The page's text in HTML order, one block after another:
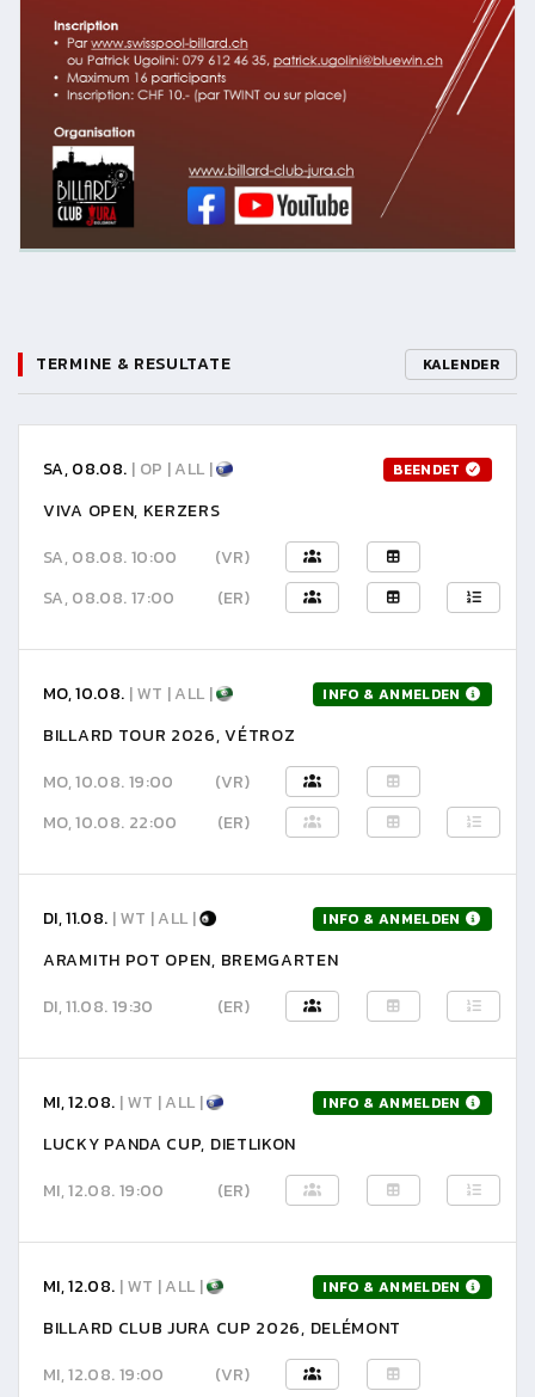
TERMINE & RESULTATE KALENDER
SA, 08.08. | OP | ALL | BEENDET
VIVA OPEN, KERZERS
SA, 08.08. 10:00
(VR)
SA, 08.08. 17:00
(ER)
MO, 10.08. | WT | ALL | INFO & ANMELDEN
BILLARD TOUR 2026, VÉTROZ
MO, 10.08. 19:00
(VR)
MO, 10.08. 22:00
(ER)
DI, 11.08. | WT | ALL | INFO & ANMELDEN
ARAMITH POT OPEN, BREMGARTEN
DI, 11.08. 19:30
(ER)
MI, 12.08. | WT | ALL | INFO & ANMELDEN
LUCKY PANDA CUP, DIETLIKON
MI, 12.08. 19:00
(ER)
MI, 12.08. | WT | ALL | INFO & ANMELDEN
BILLARD CLUB JURA CUP 2026, DELÉMONT
MI, 12.08. 19:00
(VR)